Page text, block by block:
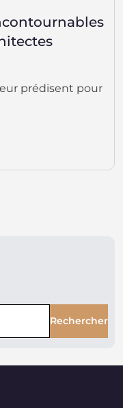
prédisent pour
Rechercher